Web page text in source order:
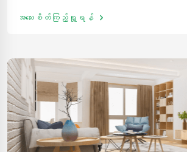
အနေဖြင့် ၎င်းတို့အလိုရှိသောကုန်စည်ကို အ
အသေးစိတ်ကြည့်ရှု့ရန်